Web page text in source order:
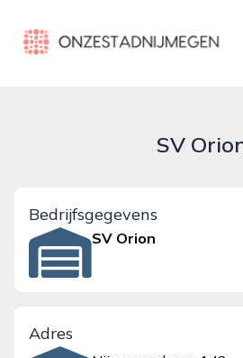
onzestadnijmegen.nl
SV
Bedrijfsgegevens
SV Orion
Adres